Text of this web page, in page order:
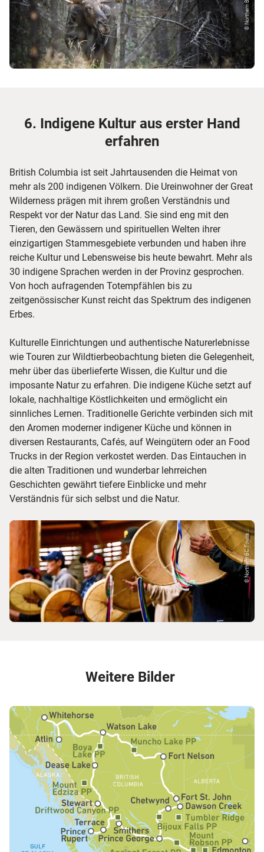
6. Indigene Kultur aus erster Hand
erfahren
British Columbia ist seit Jahrtausenden die Heimat von
mehr als 200 indigenen Völkern. Die Ureinwohner der Great
Wilderness prägen mit ihrem großen Verständnis und
Respekt vor der Natur das Land. Sie sind eng mit den
Tieren, den Gewässern und spirituellen Welten ihrer
einzigartigen Stammesgebiete verbunden und haben ihre
reiche Kultur und Lebensweise bis heute bewahrt. Mehr als
30 indigene Sprachen werden in der Provinz gesprochen.
Von hoch aufragenden Totempfählen bis zu
zeitgenössischer Kunst reicht das Spektrum des indigenen
Erbes.
Kulturelle Einrichtungen und authentische Naturerlebnisse
wie Touren zur Wildtierbeobachtung bieten die Gelegenheit,
mehr über das überlieferte Wissen, die Kultur und die
imposante Natur zu erfahren. Die indigene Küche setzt auf
lokale, nachhaltige Köstlichkeiten und ermöglicht ein
sinnliches Lernen. Traditionelle Gerichte verbinden sich mit
den Aromen moderner indigener Küche und können in
diversen Restaurants, Cafés, auf Weingütern oder an Food
Trucks in der Region verkostet werden. Das Eintauchen in
die alten Traditionen und wunderbar lehrreichen
Geschichten gewährt tiefere Einblicke und mehr
Verständnis für sich selbst und die Natur.
© Northern BC Touris...
Weitere Bilder